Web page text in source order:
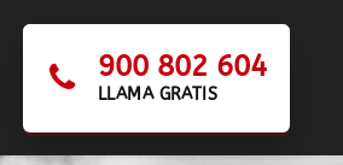
900 802 604
LLAMA GRATIS